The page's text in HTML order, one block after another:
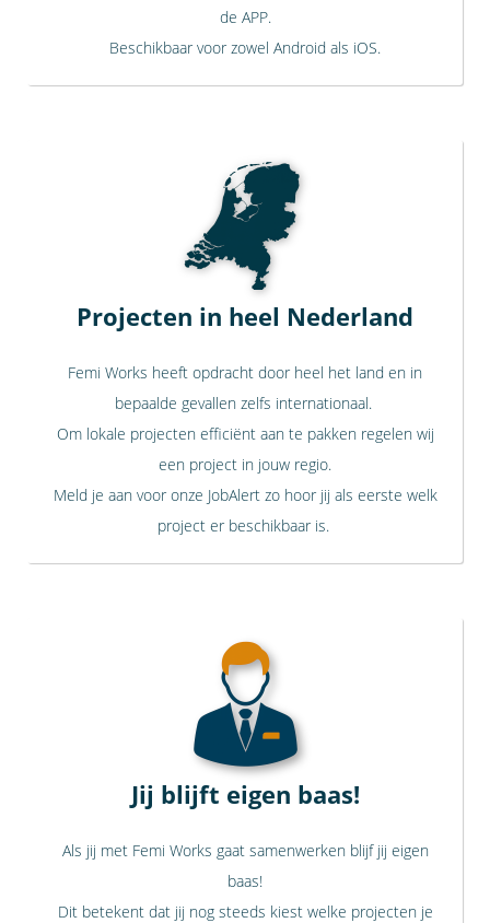
de APP.
Beschikbaar voor zowel Android als iOS.
Projecten in heel Nederland
Femi Works heeft opdracht door heel het land en in
bepaalde gevallen zelfs internationaal.
Om lokale projecten efficiënt aan te pakken regelen wij
een project in jouw regio.
Meld je aan voor onze JobAlert zo hoor jij als eerste welk
project er beschikbaar is.
Jij blijft eigen baas!
Als jij met Femi Works gaat samenwerken blijf jij eigen
baas!
Dit betekent dat jij nog steeds kiest welke projecten je